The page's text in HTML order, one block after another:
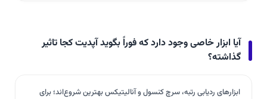
آیا ابزار خاصی وجود دارد که فوراً بگوید آپدیت کجا تاثیر
گذاشته؟
ابزارهای ردیابی رتبه، سرچ کنسول و آنالیتیکس بهترین شروع‌اند؛ برای